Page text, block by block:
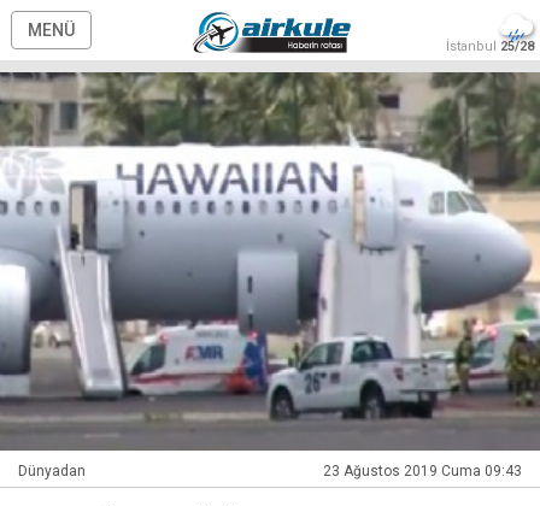
MENÜ
İstanbul 25/28
Dünyadan 23 Ağustos 2019 Cuma 09:43